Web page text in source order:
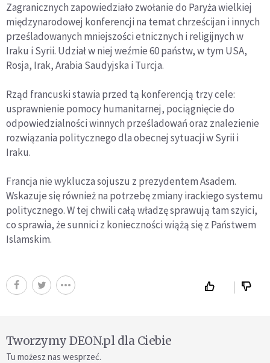
Zagranicznych zapowiedziało zwołanie do Paryża wielkiej
międzynarodowej konferencji na temat chrześcijan i innych
prześladowanych mniejszości etnicznych i religijnych w
Iraku i Syrii. Udział w niej weźmie 60 państw, w tym USA,
Rosja, Irak, Arabia Saudyjska i Turcja.
Rząd francuski stawia przed tą konferencją trzy cele:
usprawnienie pomocy humanitarnej, pociągnięcie do
odpowiedzialności winnych prześladowań oraz znalezienie
rozwiązania politycznego dla obecnej sytuacji w Syrii i
Iraku.
Francja nie wyklucza sojuszu z prezydentem Asadem.
Wskazuje się również na potrzebę zmiany irackiego systemu
politycznego. W tej chwili całą władzę sprawują tam szyici,
co sprawia, że sunnici z konieczności wiążą się z Państwem
Islamskim.
Tworzymy DEON.pl dla Ciebie
Tu możesz nas wesprzeć.